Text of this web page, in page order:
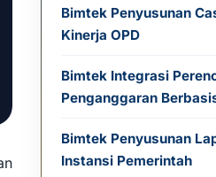
Bimtek Penyusunan
Kinerja OPD
Bimtek Integrasi
Penganggaran
Bimtek Penyusunan
Instansi Pemerintah